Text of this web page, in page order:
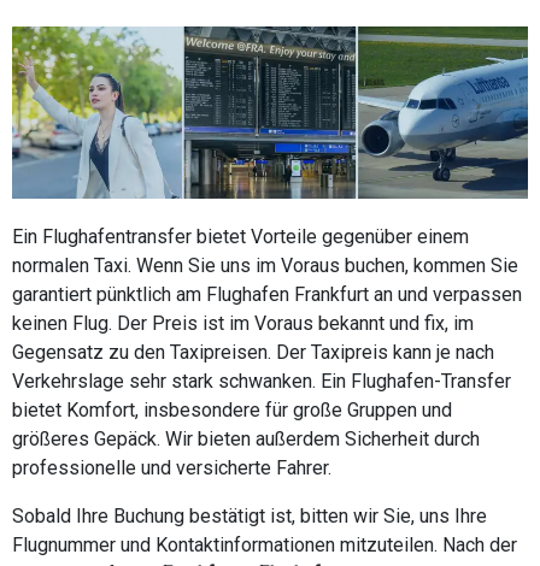
Ein Flughafentransfer bietet Vorteile gegenüber einem
normalen Taxi. Wenn Sie uns im Voraus buchen, kommen Sie
garantiert pünktlich am Flughafen Frankfurt an und verpassen
keinen Flug. Der Preis ist im Voraus bekannt und fix, im
Gegensatz zu den Taxipreisen. Der Taxipreis kann je nach
Verkehrslage sehr stark schwanken. Ein Flughafen-Transfer
bietet Komfort, insbesondere für große Gruppen und
größeres Gepäck. Wir bieten außerdem Sicherheit durch
professionelle und versicherte Fahrer.
Sobald Ihre Buchung bestätigt ist, bitten wir Sie, uns Ihre
Flugnummer und Kontaktinformationen mitzuteilen. Nach der